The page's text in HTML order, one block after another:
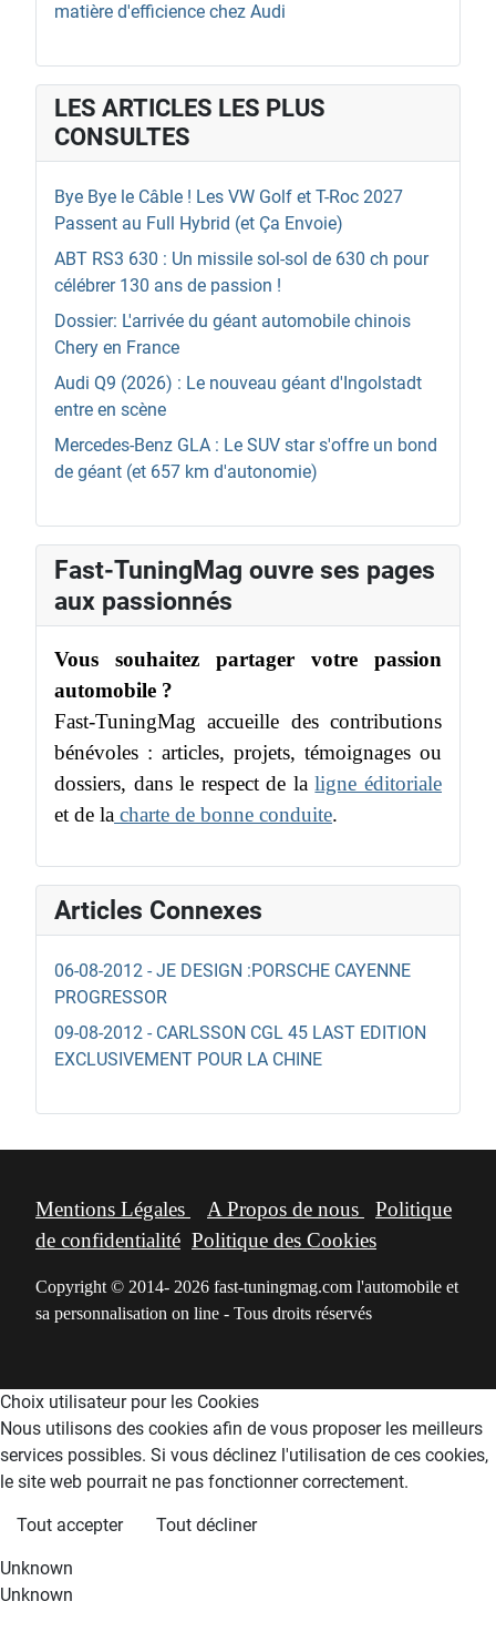
matière d'efficience chez Audi
LES ARTICLES LES PLUS
CONSULTES
Bye Bye le Câble ! Les VW Golf et T-Roc 2027
Passent au Full Hybrid (et Ça Envoie)
ABT RS3 630 : Un missile sol-sol de 630 ch pour
célébrer 130 ans de passion !
Dossier: L'arrivée du géant automobile chinois
Chery en France
Audi Q9 (2026) : Le nouveau géant d'Ingolstadt
entre en scène
Mercedes-Benz GLA : Le SUV star s'offre un bond
de géant (et 657 km d'autonomie)
Fast-TuningMag ouvre ses pages
aux passionnés
Vous souhaitez partager votre passion
automobile ?
Fast-TuningMag accueille des contributions
bénévoles : articles, projets, témoignages ou
dossiers, dans le respect de laligne éditoriale
et de la charte de bonne conduite.
Articles Connexes
06-08-2012 - JE DESIGN :PORSCHE CAYENNE
PROGRESSOR
09-08-2012 - CARLSSON CGL 45 LAST EDITION
EXCLUSIVEMENT POUR LA CHINE
Mentions Légales A Propos de nous
Politique
de confidentialité Politique des Cookies
Copyright © 2014- 2026 fast-tuningmag.com l'automobile et
sa personnalisation on line - Tous droits réservés
Choix utilisateur pour les Cookies
Nous utilisons des cookies afin de vous proposer les meilleurs
services possibles. Si vous déclinez l'utilisation de ces cookies,
le site web pourrait ne pas fonctionner correctement.
Tout accepter Tout décliner
Unknown
Unknown